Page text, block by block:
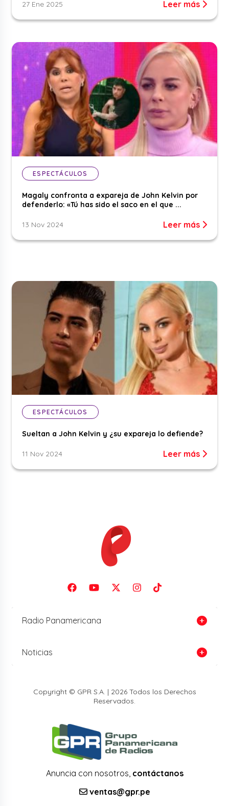
27 Ene 2025 Leer más
ESPECTÁCULOS
Magaly confronta a expareja de John Kelvin por
defenderlo: «Tú has sido el saco en el que ...
13 Nov 2024 Leer más
ESPECTÁCULOS
Sueltan a John Kelvin y ¿su expareja lo defiende?
11 Nov 2024 Leer más
Radio Panamericana
Noticias
Copyright © GPR S.A. | 2026 Todos los Derechos
Reservados.
Anuncia con nosotros, contáctanos
ventas@gpr.pe